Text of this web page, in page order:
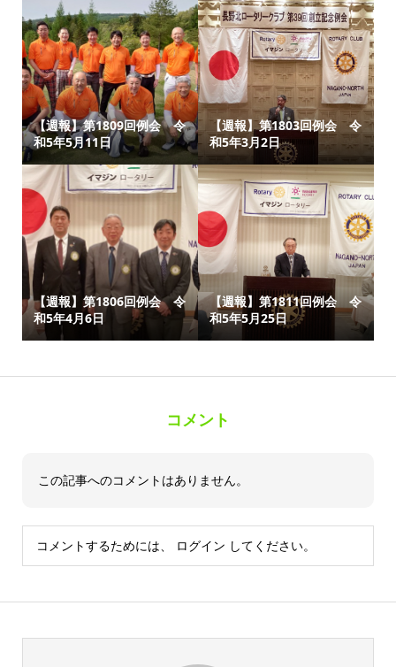
【週報】第1809回例会 令
和5年5月11日
【週報】第1803回例会 令
和5年3月2日
【週報】第1806回例会 令
和5年4月6日
【週報】第1811回例会 令
和5年5月25日
コメント
この記事へのコメントはありません。
コメントするためには、 ログイン してください。